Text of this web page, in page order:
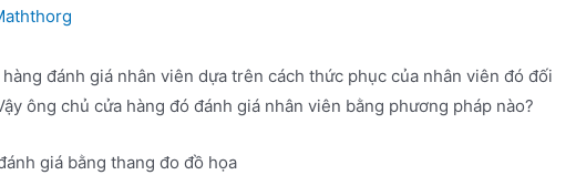
đánh giá nhân viên dựa trên cách thức phục của nhân viên đó đối
ông chủ cửa hàng đó đánh giá nhân viên bằng phương pháp nào?
giá bằng thang đo đồ họa